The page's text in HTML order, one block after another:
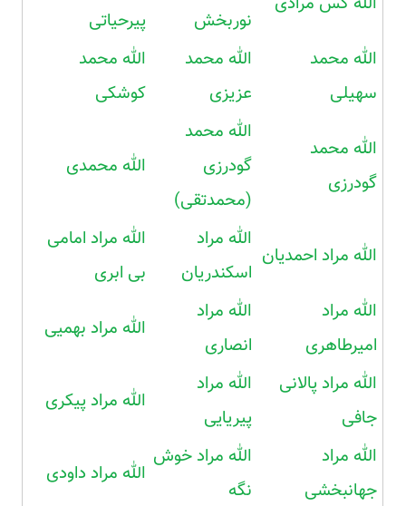
نوربخش
پیرحیاتی
الله محمد
سهیلی
الله محمد
عزیزی
الله محمد
کوشکی
الله محمد
گودرزی
الله محمد
گودرزی
(محمدتقی)
الله محمدی
الله مراد احمدیان
الله مراد
اسکندریان
الله مراد امامی
بی ابری
الله مراد
امیرطاهری
الله مراد
انصاری
الله مراد بهمیی
الله مراد پالانی
جافی
الله مراد
پیریایی
الله مراد پیکری
الله مراد
جهانبخشی
الله مراد خوش
نگه
الله مراد داودی